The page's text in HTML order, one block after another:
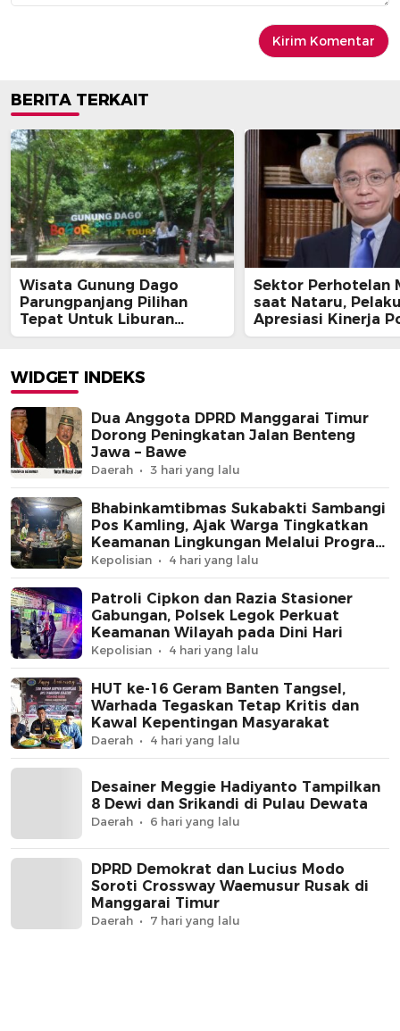
BERITA TERKAIT
Wisata Gunung Dago
Parungpanjang Pilihan
Tepat Untuk Liburan
Bersama Keluarga
Sektor Perhotelan
saat Nataru,
Apresiasi Kinerja
WIDGET INDEKS
Dua Anggota DPRD Manggarai Timur
Dorong Peningkatan Jalan Benteng
Jawa – Bawe
Daerah 3 hari yang lalu
Bhabinkamtibmas Sukabakti Sambangi
Pos Kamling, Ajak Warga Tingkatkan
Keamanan Lingkungan Melalui Program
Jaga Jakarta+
Kepolisian 4 hari yang lalu
Patroli Cipkon dan Razia Stasioner
Gabungan, Polsek Legok Perkuat
Keamanan Wilayah pada Dini Hari
Kepolisian 4 hari yang lalu
HUT ke-16 Geram Banten Tangsel,
Warhada Tegaskan Tetap Kritis dan
Kawal Kepentingan Masyarakat
Daerah 4 hari yang lalu
Desainer Meggie Hadiyanto Tampilkan
8 Dewi dan Srikandi di Pulau Dewata
Daerah 6 hari yang lalu
DPRD Demokrat dan Lucius Modo
Soroti Crossway Waemusur Rusak di
Manggarai Timur
Daerah 7 hari yang lalu